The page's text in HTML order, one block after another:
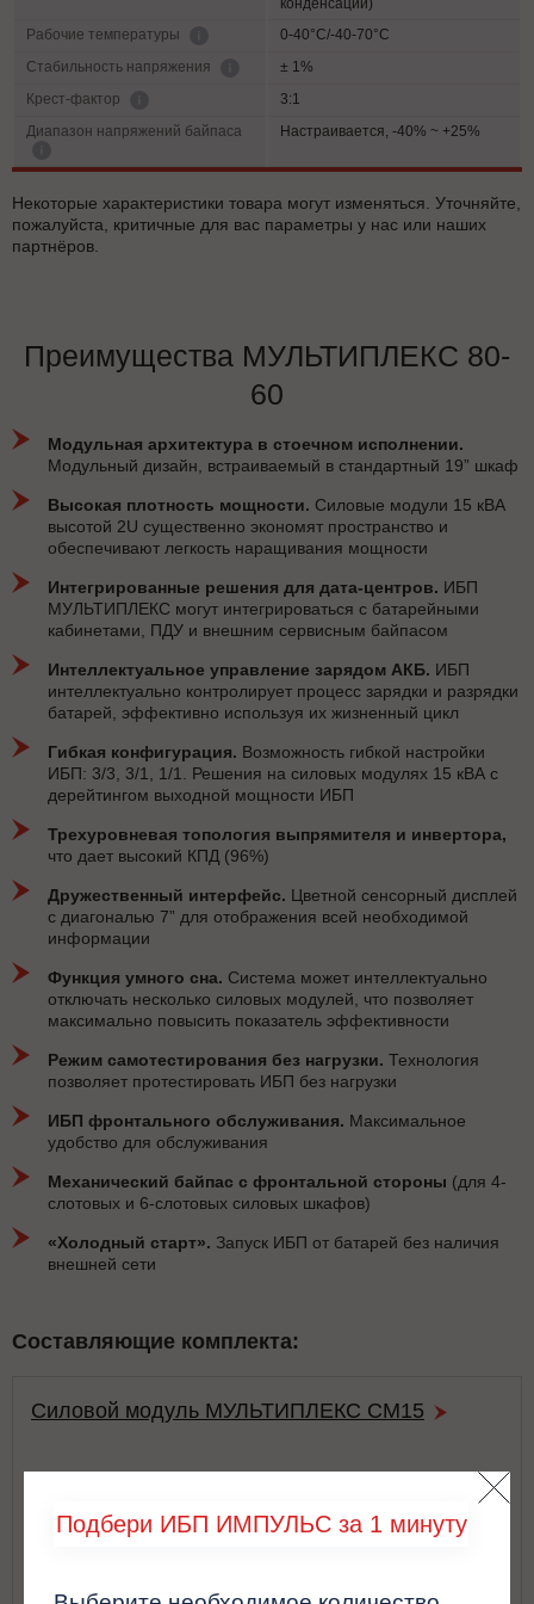
конденсации)
Рабочие температуры
0-40°C/-40-70°C
Cтабильность напряжения
± 1%
Крест-фактор
3:1
Диапазон напряжений байпаса
Настраивается, -40% ~ +25%
Некоторые характеристики товара могут изменяться. Уточняйте,
пожалуйста, критичные для вас параметры у нас или наших
партнёров.
Преимущества МУЛЬТИПЛЕКС 80-
60
Модульная архитектура в стоечном исполнении.
Модульный дизайн, встраиваемый в стандартный 19” шкаф
Высокая плотность мощности. Силовые модули 15 кВА
высотой 2U существенно экономят пространство и
обеспечивают легкость наращивания мощности
Интегрированные решения для дата-центров. ИБП
МУЛЬТИПЛЕКС могут интегрироваться с батарейными
кабинетами, ПДУ и внешним сервисным байпасом
Интеллектуальное управление зарядом АКБ. ИБП
интеллектуально контролирует процесс зарядки и разрядки
батарей, эффективно используя их жизненный цикл
Гибкая конфигурация. Возможность гибкой настройки
ИБП: 3/3, 3/1, 1/1. Решения на силовых модулях 15 кВА с
дерейтингом выходной мощности ИБП
Трехуровневая топология выпрямителя и инвертора,
что дает высокий КПД (96%)
Дружественный интерфейс. Цветной сенсорный дисплей
с диагональю 7” для отображения всей необходимой
информации
Функция умного сна. Система может интеллектуально
отключать несколько силовых модулей, что позволяет
максимально повысить показатель эффективности
Режим самотестирования без нагрузки. Технология
позволяет протестировать ИБП без нагрузки
ИБП фронтального обслуживания. Максимальное
удобство для обслуживания
Механический байпас с фронтальной стороны (для 4-
слотовых и 6-слотовых силовых шкафов)
«Холодный старт». Запуск ИБП от батарей без наличия
внешней сети
Составляющие комплекта:
Силовой модуль МУЛЬТИПЛЕКС СМ15
Подбери ИБП ИМПУЛЬС за 1 минуту